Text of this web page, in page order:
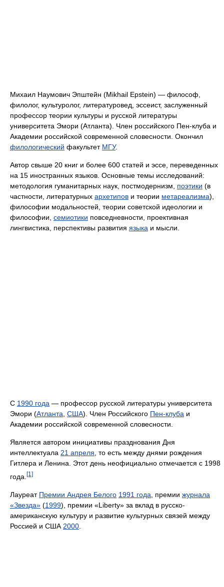
Михаил Наумович Эпштейн (Mikhail Epstein) — философ,
филолог, культуролог, литературовед, эссеист, заслуженный
профессор теории культуры и русской литературы
университета Эмори (Атланта). Член российского Пен-клуба и
Академии российской современной словесности. Окончил
филологический факультет МГУ.
Автор свыше 20 книг и более 600 статей и эссе, переведенных
на 15 иностранных языков. Основные темы исследований:
методология гуманитарных наук, постмодернизм, поэтики (в
частности, литературных архетипов и теории метареализма),
философии модальностей, теории советской идеологии и
философии, семиотики повседневности, проективная
лингвистика, перспективы развития языка и мысли.
С 1990 года — профессор русской литературы университета
Эмори (Атланта США). Член Российского Пен-клуба и
Академии российской современной словесности.
Является автором инициативы празднования Дня
интеллектуала 21 апреля , то есть между днями рождения
Гитлера и Ленина. Этот день неофициально отмечается с 1998
года. [1]
Лауреат Премии Андрея Белого 1991 года , премии журнала
«Звезда» (1999), премии «Liberty» за вклад в русско-
американскую культуру и развитие культурных связей между
Россией и США 2000